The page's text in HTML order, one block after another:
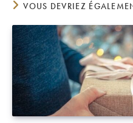
VOUS DEVRIEZ